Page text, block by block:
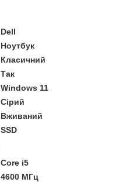
Dell
Ноутбук
Класичний
Так
Windows 11
Сірий
Вживаний
SSD
Core i5
4600 МГц